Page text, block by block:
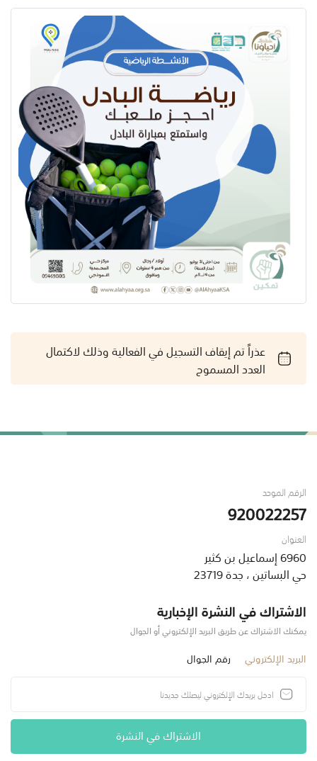
عذراً تم إيقاف التسجيل في الفعالية وذلك لاكتمال
العدد المسموح
الرقم الموحد
920022257
العنوان
6960 إسماعيل بن كثير
حي البساتين ، جدة 23719
الاشتراك في النشرة الإخبارية
يمكنك الاشتراك عن طريق البريد الإلكتروني أو الجوال
البريد الإلكتروني رقم الجوال
الاشتراك في النشرة